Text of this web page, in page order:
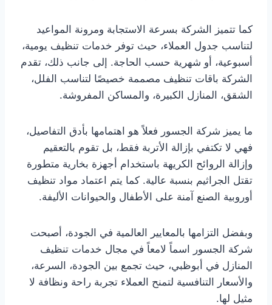
كما تتميز الشركة بسرعة الاستجابة ومرونة المواعيد
لتناسب جدول العملاء، حيث توفر خدمات تنظيف يومية،
أسبوعية، أو شهرية حسب الحاجة. إلى جانب ذلك، تقدم
الشركة باقات تنظيف مصممة خصيصًا لتناسب الفلل،
الشقق، المنازل الكبيرة، والمساكن المفروشة.
ما يميز شركة الجسور فعلاً هو اهتمامها بأدق التفاصيل،
فهي لا تكتفي بإزالة الأتربة فقط، بل تقوم بالتعقيم
وإزالة الروائح الكريهة باستخدام أجهزة بخارية متطورة
تقتل الجراثيم بنسبة عالية. كما يتم اعتماد مواد تنظيف
أوروبية الصنع آمنة على الأطفال والحيوانات الأليفة.
وبفضل التزامها بالمعايير العالمية في الجودة، أصبحت
شركة الجسور اسماً لامعاً في مجال خدمات تنظيف
المنازل في أبوظبي، حيث تجمع بين الجودة، السرعة،
والأسعار التنافسية لتمنح العملاء تجربة راحة ونظافة لا
مثيل لها.